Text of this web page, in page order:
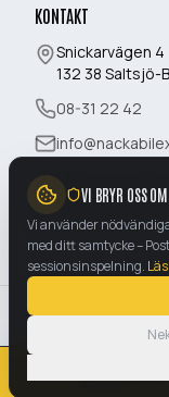
KONTAKT
Snickarvägen 4
132 38 Saltsjö-
08-31 22 42
Lördag:10:00-
Söndag:Stängt
©2026Nacka
Boka tid
VI BRYR OSS
Vi använder
med ditt samtycke –
sessionsinspelning.